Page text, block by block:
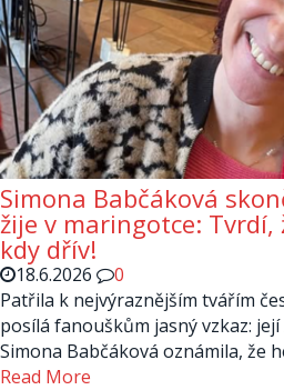
Simona Babčáková
žije v maringotce: Tvrdí,
kdy dřív!
18.6.2026
0
Patřila k nejvýraznějším tvářím
posílá fanouškům jasný vzkaz:
Simona Babčáková oznámila, že
Read More